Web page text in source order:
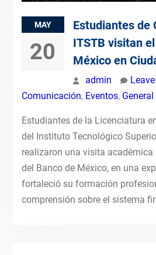
MAY
20
Estudiantes de
ITSTB visitan
México en
admin
Comunicación, Eventos, General
Estudiantes de la Licenciatura
del Instituto Tecnológico
realizaron una visita
del Banco de México, en una
fortaleció su formación
comprensión sobre el sistema